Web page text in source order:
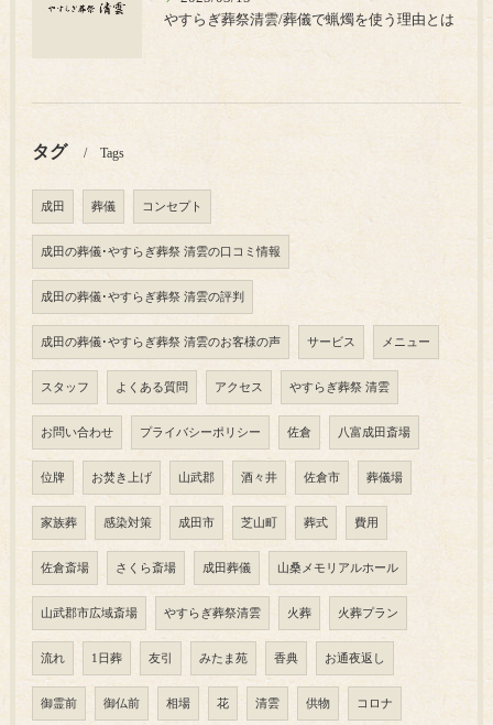
やすらぎ葬祭清雲/葬儀で蝋燭を使う理由とは
タグ Tags
成田 葬儀 コンセプト
成田の葬儀･やすらぎ葬祭 清雲の口コミ情報
成田の葬儀･やすらぎ葬祭 清雲の評判
成田の葬儀･やすらぎ葬祭 清雲のお客様の声 サービス メニュー
スタッフ よくある質問 アクセス やすらぎ葬祭 清雲
お問い合わせ プライバシーポリシー 佐倉 八富成田斎場
位牌 お焚き上げ 山武郡 酒々井 佐倉市 葬儀場
家族葬 感染対策 成田市 芝山町 葬式 費用
佐倉斎場 さくら斎場 成田葬儀 山桑メモリアルホール
山武郡市広域斎場 やすらぎ葬祭清雲 火葬 火葬プラン
流れ 1日葬 友引 みたま苑 香典 お通夜返し
御霊前 御仏前 相場 花 清雲 供物 コロナ